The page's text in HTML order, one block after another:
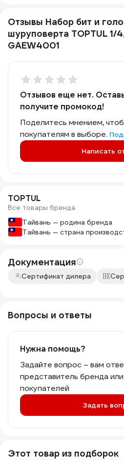
Отзывы Набор бит и
шуруповерта TOPTUL 1/
GAEW4001
Отзывов еще нет.
получите промокод!
Поделитесь мнением,
покупателям в выборе.
Написать
TOPTUL
Все товары бренда
Тайвань — родина бренда
Тайвань — страна
Документация
Сертификат дилера
Вопросы и ответы
Нужна помощь?
Задайте вопрос – вам
представитель бренда
покупателей
Задать
Этот товар из подборок